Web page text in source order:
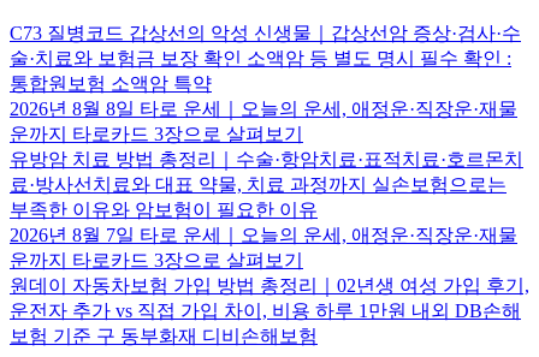
C73 질병코드 갑상선의 악성 신생물｜갑상선암 증상·검사·수
술·치료와 보험금 보장 확인 소액암 등 별도 명시 필수 확인 :
통합원보험 소액암 특약
2026년 8월 8일 타로 운세｜오늘의 운세, 애정운·직장운·재물
운까지 타로카드 3장으로 살펴보기
유방암 치료 방법 총정리｜수술·항암치료·표적치료·호르몬치
료·방사선치료와 대표 약물, 치료 과정까지 실손보험으로는
부족한 이유와 암보험이 필요한 이유
2026년 8월 7일 타로 운세｜오늘의 운세, 애정운·직장운·재물
운까지 타로카드 3장으로 살펴보기
원데이 자동차보험 가입 방법 총정리｜02년생 여성 가입 후기,
운전자 추가 vs 직접 가입 차이, 비용 하루 1만원 내외 DB손해
보험 기준 구 동부화재 디비손해보험